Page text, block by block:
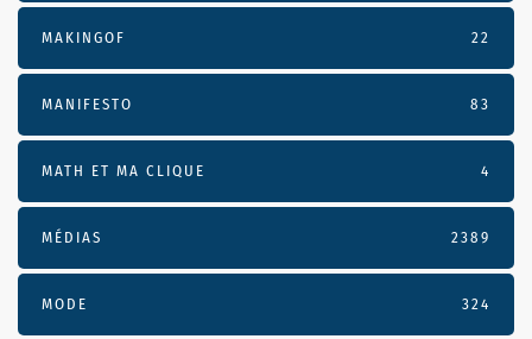
MAKINGOF 22
MANIFESTO 83
MATH ET MA CLIQUE 4
MÉDIAS 2389
MODE 324